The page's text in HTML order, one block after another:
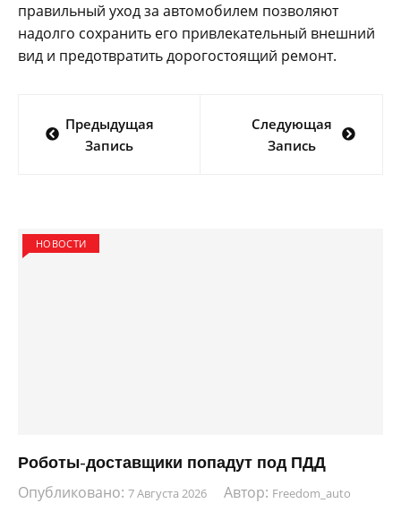
правильный уход за автомобилем позволяют
надолго сохранить его привлекательный внешний
вид и предотвратить дорогостоящий ремонт.
по
Предыдущая
Запись
Следующая
Запись
НОВОСТИ
Роботы-доставщики попадут под ПДД
Опубликовано: 7 Августа 2026 Автор: Freedom_auto